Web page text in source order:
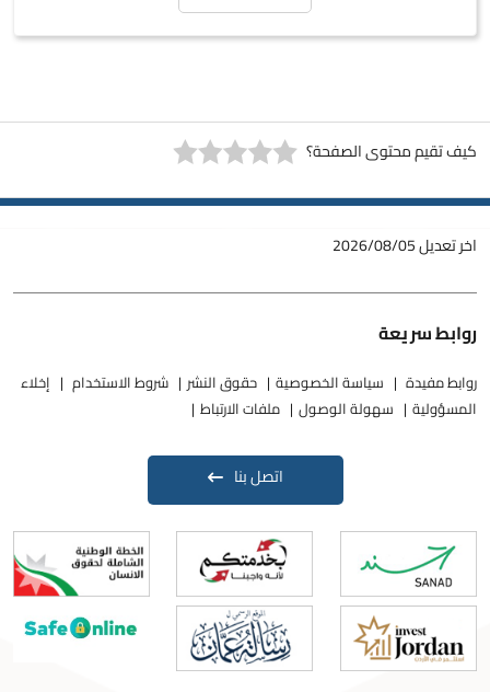
كيف تقيم محتوى الصفحة؟
اخر تعديل2026/08/05
روابط سريعة
روابط مفيدة سياسة الخصوصية حقوق النشر شروط الاستخدام
إخلاء
المسؤولية
سهولة الوصول ملفات الارتباط
اتصل بنا